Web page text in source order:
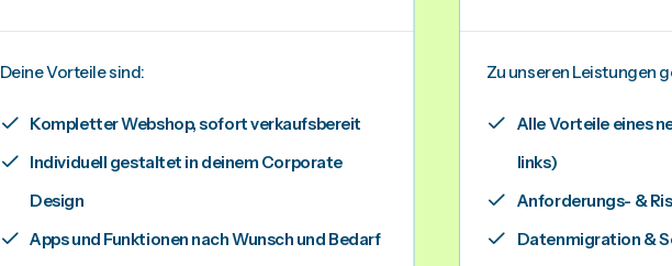
Deine Vorteile sind:
Kompletter Webshop, sofort verkaufsbereit
Individuell gestaltet in deinem Corporate
Design
Apps und Funktionen nach Wunsch und Bedarf
Zu unseren Leistungen
Alle Vorteile eines
links)
Anforderungs- &
Datenmigration &